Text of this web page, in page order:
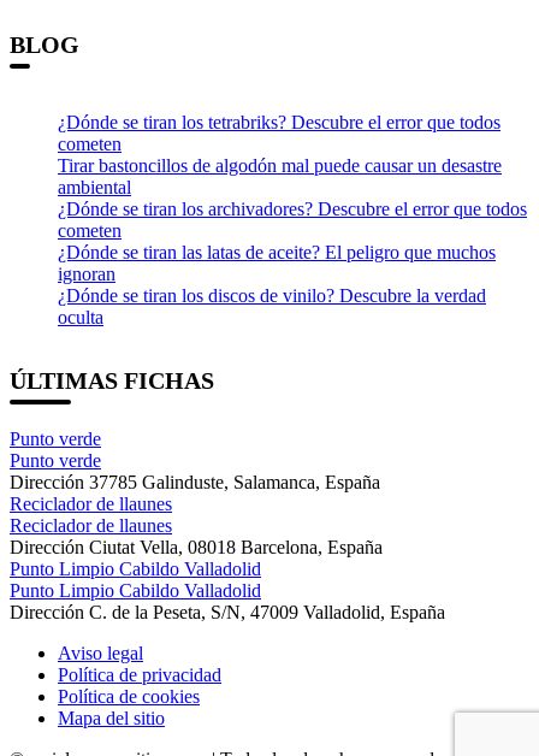
BLOG
¿Dónde se tiran los tetrabriks? Descubre el error que todos
cometen
Tirar bastoncillos de algodón mal puede causar un desastre
ambiental
¿Dónde se tiran los archivadores? Descubre el error que todos
cometen
¿Dónde se tiran las latas de aceite? El peligro que muchos
ignoran
¿Dónde se tiran los discos de vinilo? Descubre la verdad
oculta
ÚLTIMAS FICHAS
Punto verde
Punto verde
Dirección 37785 Galinduste, Salamanca, España
Reciclador de llaunes
Reciclador de llaunes
Dirección Ciutat Vella, 08018 Barcelona, España
Punto Limpio Cabildo Valladolid
Punto Limpio Cabildo Valladolid
Dirección C. de la Peseta, S/N, 47009 Valladolid, España
Aviso legal
Política de privacidad
Política de cookies
Mapa del sitio